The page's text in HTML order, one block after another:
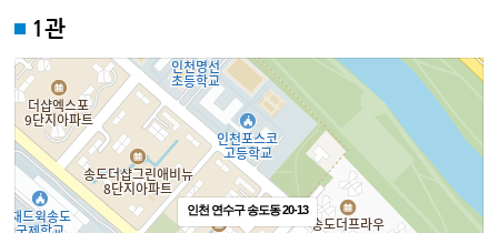
1관
인천 연수구 송도동 20-13